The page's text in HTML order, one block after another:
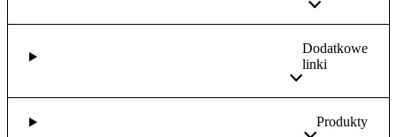
Dodatkowe
linki
Produkty